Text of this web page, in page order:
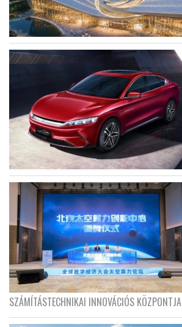
SZÁMÍTÁSTECHNIKAI INNOVÁCIÓS KÖZPONTJA